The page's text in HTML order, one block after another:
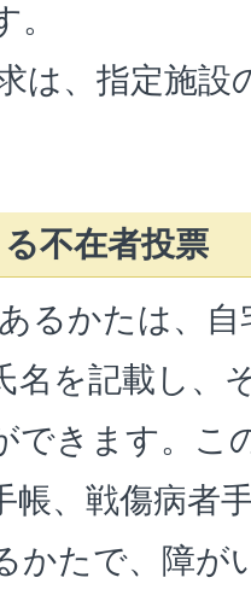
は、指定施設
る不在者投票
るかたは、
名を記載し、
できます。こ
帳、戦傷病者
かたで、障が